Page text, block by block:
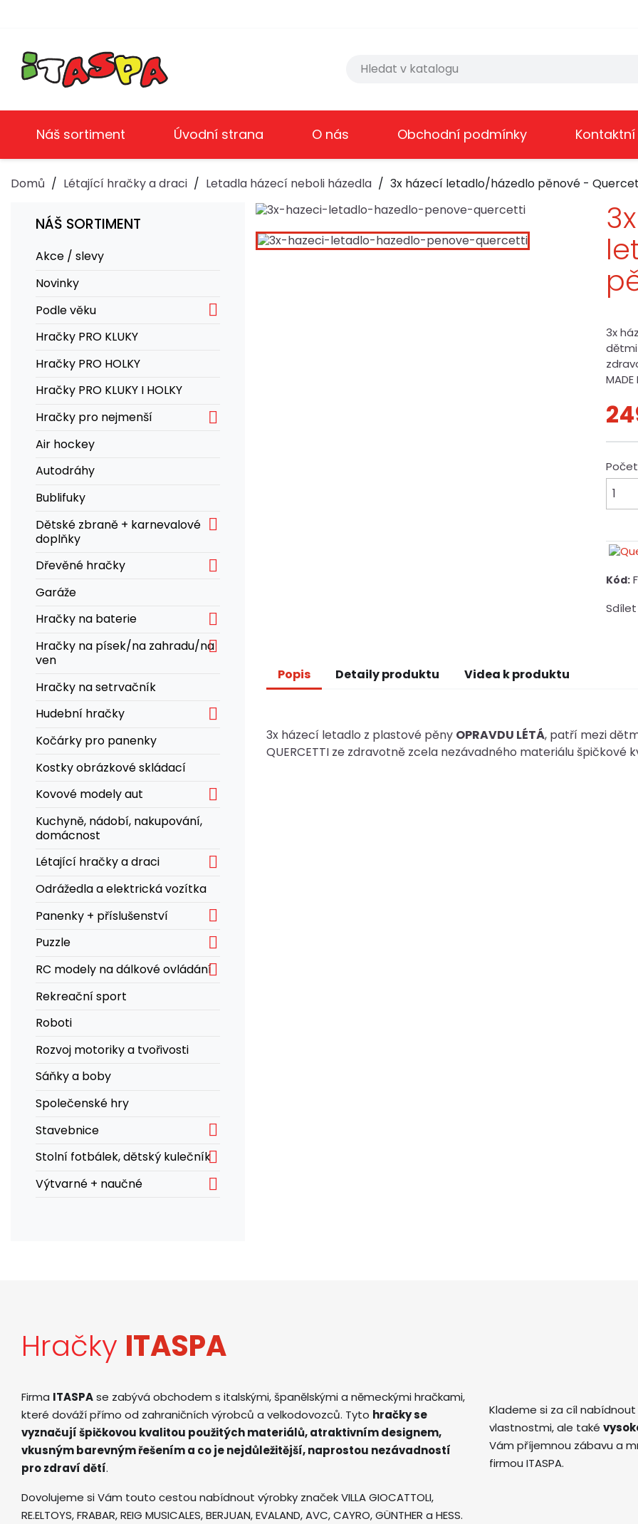
Náš sortiment Úvodní strana O nás Obchodní podmínky
Domů Létající hračky a draci Letadla házecí neboli házedla 3x házecí letadlo/házedlo pěnové -
NÁŠ SORTIMENT
Akce / slevy
Novinky
Podle věku

Hračky PRO KLUKY
Hračky PRO HOLKY
Hračky PRO KLUKY I HOLKY
Hračky pro nejmenší

Air hockey
Autodráhy
Bublifuky
Dětské zbraně + karnevalové
doplňky

Dřevěné hračky 
Garáže
Hračky na baterie

Hračky na písek/na zahradu/na
ven

Hračky na setrvačník
Hudební hračky

Kočárky pro panenky
Kostky obrázkové skládací
Kovové modely aut

Kuchyně, nádobí, nakupování,
domácnost
Létající hračky a draci

Odrážedla a elektrická vozítka
Panenky + příslušenství

Puzzle 
RC modely na dálkové ovládání
Rekreační sport
Roboti
Rozvoj motoriky a tvořivosti
Sáňky a boby
Společenské hry
Stavebnice

Stolní fotbálek, dětský kulečník
Výtvarné + naučné 
3x
dětmi
Počet
Kód:
Sdílet
Popis Detaily produktu Videa k produktu
3x házecí letadlo z plastové pěny OPRAVDU LÉTÁ, patří mezi
QUERCETTI ze zdravotně zcela nezávadného materiálu špičkové
Hračky ITASPA
Firma ITASPAse zabývá obchodem s italskými, španělskými a německými hračkami,
které dováží přímo od zahraničních výrobců a velkodovozců. Tyto hračky se
vyznačují špičkovou kvalitou použitých materiálů, atraktivním designem,
vkusným barevným řešením a co je nejdůležitější, naprostou nezávadností
pro zdraví dětí.
Dovolujeme si Vám touto cestou nabídnout výrobky značek VILLA GIOCATTOLI,
RE.ELTOYS, FRABAR, REIG MUSICALES, BERJUAN, EVALAND, AVC, CAYRO, GÜNTHER a HESS.
Klademe si za cíl
vlastnostmi, ale také
Vám příjemnou zábavu a
firmou ITASPA.